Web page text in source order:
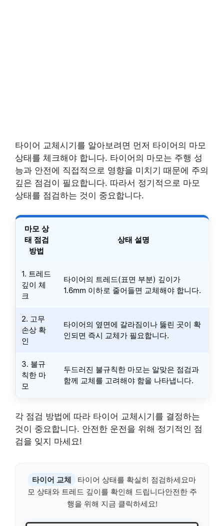
타이어 교체시기를 알아보려면 먼저 타이어의 마모
상태를 체크해야 합니다. 타이어의 마모는 주행 성
능과 안전에 직접적으로 영향을 미치기 때문에 주의
깊은 점검이 필요합니다. 따라서 정기적으로 마모
상태를 점검하는 것이 중요합니다.
마모 상
태 점검
방법
상태 설명
1. 트레드
깊이 체
크
타이어의 트레드(표면 부분) 깊이가
1.6mm 이하로 줄어들면 교체해야 합니다.
2. 고무
손상 확
인
타이어의 옆면에 갈라짐이나 뚫린 곳이 확
인되면 즉시 교체가 필요합니다.
3. 불규
칙한 마
모
두드러진 불규칙한 마모는 알맞은 점검과
함께 교체를 고려해야 함을 나타냅니다.
각 점검 방법에 따라 타이어 교체시기를 결정하는
것이 중요합니다. 안전한 운전을 위해 정기적인 점
검을 잊지 마세요!
타이어 교체
타이어 상태를 확실히 점검하세요마
모 상태와 트레드 깊이를 확인해 드립니다안전한 주
행을 위해 지금 클릭하세요!